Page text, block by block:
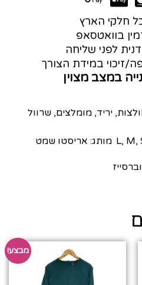
חלקי הארץ
בוואטסאפ
לפני שליחה
זיכוי במידת הצורך
במצב מצוין
, יריד, מומלצים, שרוול
L, M, מותג: אריסטו שמט
מבצע!